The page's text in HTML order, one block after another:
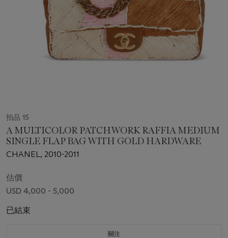
拍品 15
A MULTICOLOR PATCHWORK RAFFIA MEDIUM
SINGLE FLAP BAG WITH GOLD HARDWARE
CHANEL, 2010-2011
估價
USD 4,000 - 5,000
已結束
關注